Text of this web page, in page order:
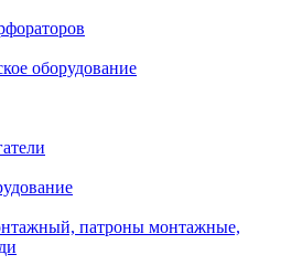
оборудование
патроны монтажные,